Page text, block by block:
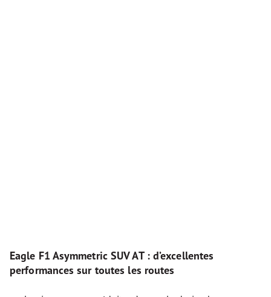
Eagle F1 Asymmetric SUV AT : d’excellentes
performances sur toutes les routes